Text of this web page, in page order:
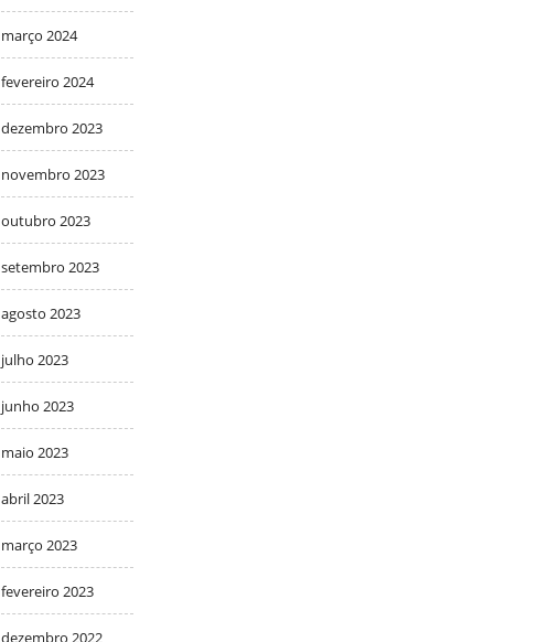
março 2024
fevereiro 2024
dezembro 2023
novembro 2023
outubro 2023
setembro 2023
agosto 2023
julho 2023
junho 2023
maio 2023
abril 2023
março 2023
fevereiro 2023
dezembro 2022